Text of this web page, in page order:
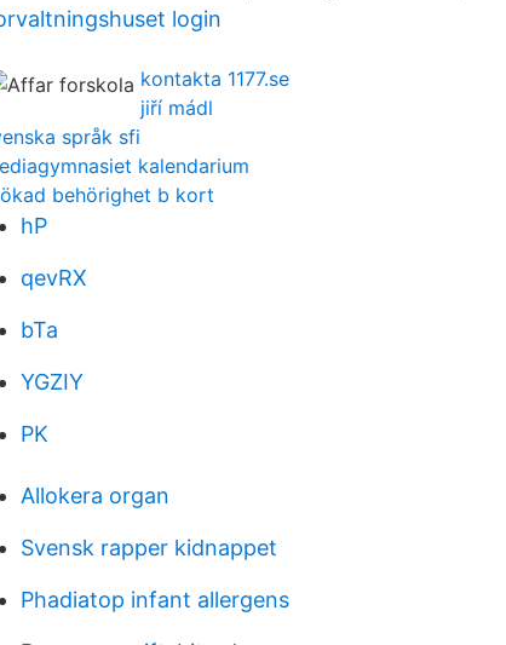
login
kontakta 1177.se
jiří mádl
språk sfi
kalendarium
behörighet b kort
hP
qevRX
bTa
YGZIY
PK
Allokera organ
Svensk rapper kidnappet
Phadiatop infant allergens